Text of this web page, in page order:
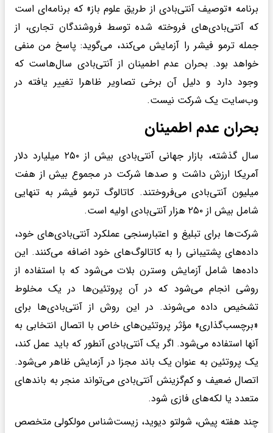
برنامه «توصیف آنتی‌بادی از طریق علوم باز» که برنامه‌ای است
که آنتی‌بادی‌های فروخته شده توسط فروشندگان تجاری، از
جمله ترمو فیشر را آزمایش می‌کند، می‌گوید: پاسخ من منفی
خواهد بود. بحران عدم اطمینان از آنتی‌بادی سال‌هاست که
وجود دارد و دلیل آن برخی تصاویر ظاهرا تغییر یافته در
وب‌سایت یک شرکت نیست.
بحران عدم اطمینان
سال گذشته، بازار جهانی آنتی‌بادی بیش از ۲۵۰ میلیارد دلار
آمریکا ارزش داشت و صدها شرکت در مجموع بیش از هفت
میلیون آنتی‌بادی می‌فروختند. کاتالوگ ترمو فیشر به تنهایی
شامل بیش از ۲۵۰ هزار آنتی‌بادی اولیه است.
شرکت‌ها برای تبلیغ و اعتبارسنجی عملکرد آنتی‌بادی‌های خود،
داده‌های پشتیبانی را به کاتالوگ‌های خود اضافه می‌کنند. این
داده‌ها شامل آزمایش وسترن بلات می‌شود که با استفاده از
روشی انجام می‌شود که در آن پروتئین‌ها در یک مخلوط
تشخیص داده می‌شوند. در این روش از آنتی‌بادی‌ها برای
«برچسب‌گذاری» مؤثر پروتئین‌های خاص با اتصال انتخابی به
آنها استفاده می‌شود. اگر یک آنتی‌بادی آنطور که باید عمل کند،
یک پروتئین به عنوان یک باند مجزا در آزمایش ظاهر می‌شود.
اتصال ضعیف و کم‌گزینش آنتی‌بادی می‌تواند منجر به باندهای
متعدد یا لکه‌های فازی شود.
چند هفته پیش، شولتو دیوید، زیست‌شناس مولکولی متخصص